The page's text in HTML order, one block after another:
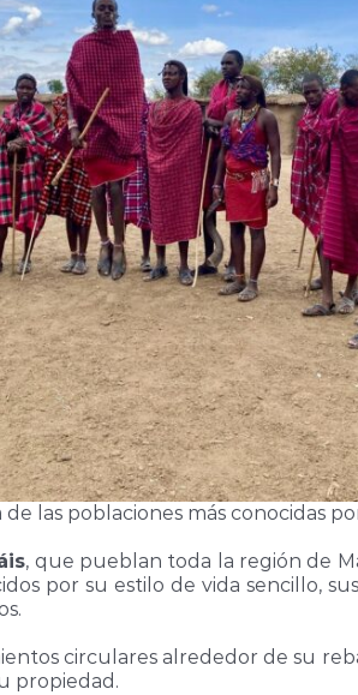
de las poblaciones más conocidas
, que pueblan toda la región de
por su estilo de vida sencillo,
circulares alrededor de su
propiedad.